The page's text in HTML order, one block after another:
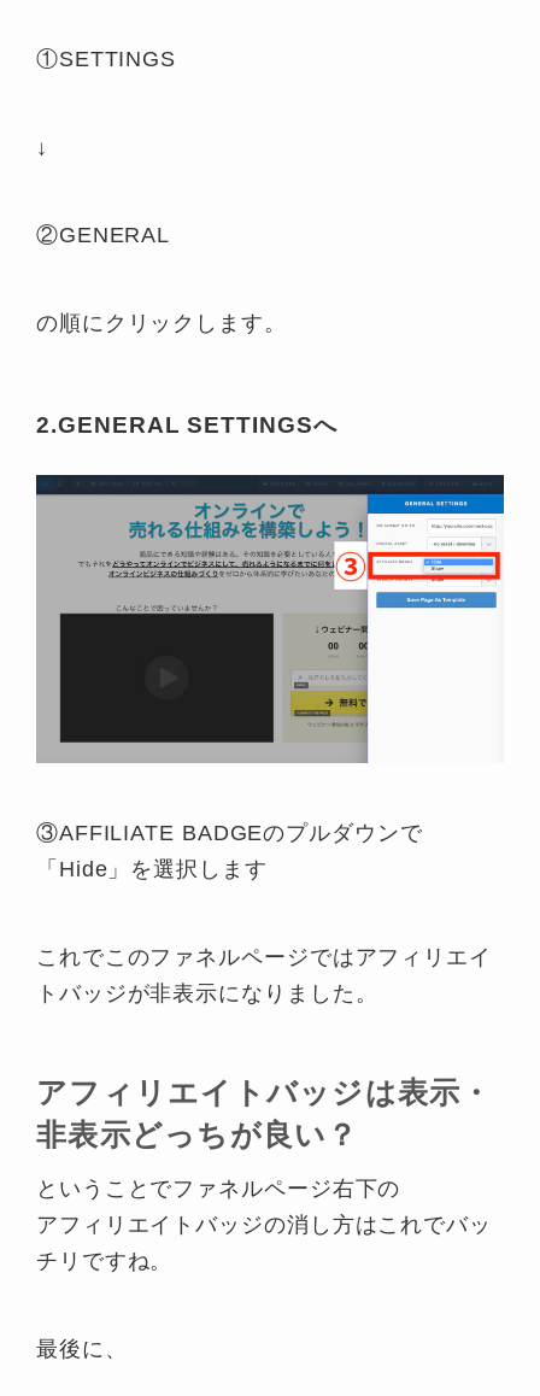
①SETTINGS
↓
②GENERAL
の順にクリックします。
2.GENERAL SETTINGSへ
③AFFILIATE BADGEのプルダウンで
「Hide」を選択します
これでこのファネルページではアフィリエイ
トバッジが非表示になりました。
アフィリエイトバッジは表示・
非表示どっちが良い？
ということでファネルページ右下の
アフィリエイトバッジの消し方はこれでバッ
チリですね。
最後に、